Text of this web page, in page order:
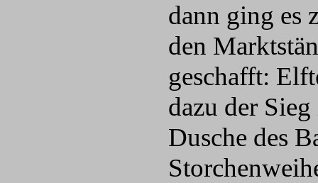
dann ging es
den
geschafft:
dazu der
Dusche des